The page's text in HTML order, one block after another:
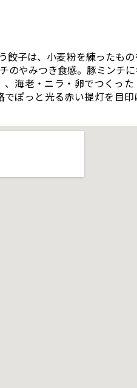
餃子は、小麦粉を練ったも
のやみつき食感。豚ミンチに
海老・ニラ・卵でつくっ
ぽっと光る赤い提灯を目